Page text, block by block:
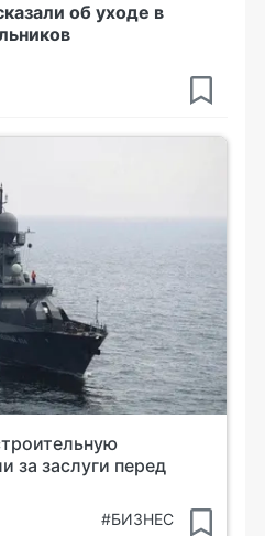
об уходе в
за заслуги перед
#БИЗНЕС